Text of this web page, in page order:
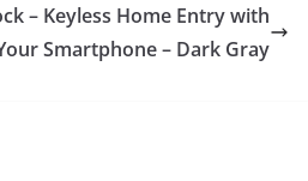
– Keyless Home Entry with
Smartphone – Dark Gray